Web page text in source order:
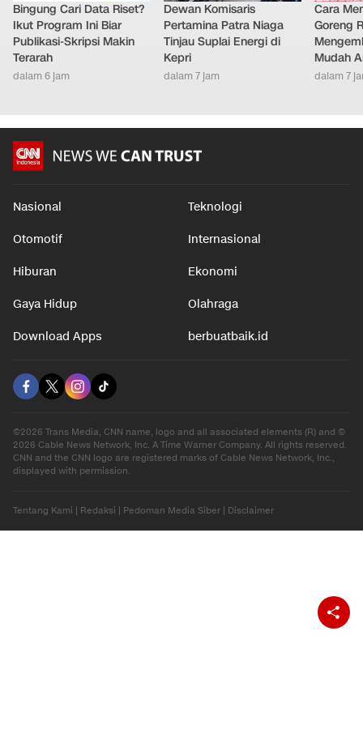
Bingung Cari Data Riset?
Ikut Program Ini Biar
Publikasi-Skripsi Makin
Terarah
dalam 6 jam
Dewan Komisaris
Pertamina Patra Niaga
Tinjau Suplai Energi di
Kepri
dalam 7 jam
Cara
Goreng
Mudah
dalam 7
Nasional Teknologi
Otomotif Internasional
Hiburan Ekonomi
Gaya Hidup Olahraga
Download Apps berbuatbaik.id
©2026 Trans Media, CNN name, logo and all associated elements (R) and ©
2026 Cable News Network, Inc. A Time Warner Company. All rights reserved.
CNN and the CNN logo are registered marks of Cable News Network, Inc.,
displayed with permission.
Tentang Kami | Redaksi | Pedoman Media Siber | Disclaimer